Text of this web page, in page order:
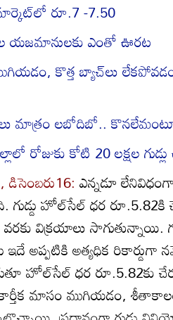
రూ.7 -7.50
యజమానులకు ఎంతో ఊరట
కొత్త బ్యాచ్‌లు
మాత్రం లబోదిబో..
రోజుకు కోటి 20 లక్షల గుడ్లు
ఎన్నడూ
గుడ్డు హోల్‌సేల్‌ ధర
విక్రయాలు సాగుతున్నాయి.
ఇదే అప్పటికి అత్యధిక రికార్డుగా
హోల్‌సేల్‌ ధర రూ.5.82కు
మాసం ముగియడం,